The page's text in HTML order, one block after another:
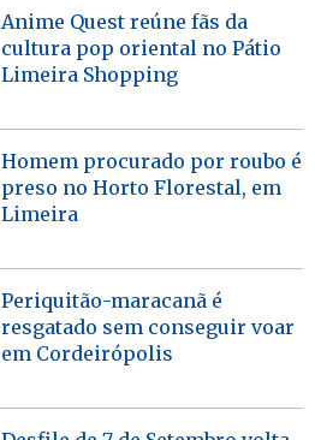
Anime Quest reúne fãs da
cultura pop oriental no Pátio
Limeira Shopping
Homem procurado por roubo é
preso no Horto Florestal, em
Limeira
Periquitão-maracanã é
resgatado sem conseguir voar
em Cordeirópolis